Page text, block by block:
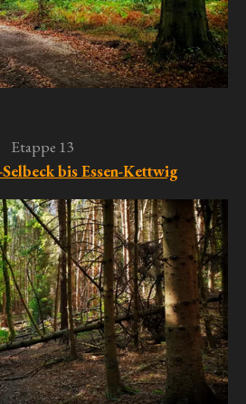
Etappe 13
bis Essen-Kettwig